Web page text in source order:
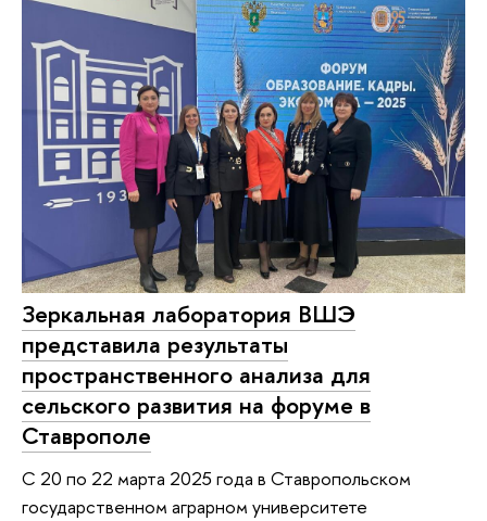
Зеркальная лаборатория ВШЭ
представила результаты
пространственного анализа для
сельского развития на форуме в
Ставрополе
С 20 по 22 марта 2025 года в Ставропольском
государственном аграрном университете